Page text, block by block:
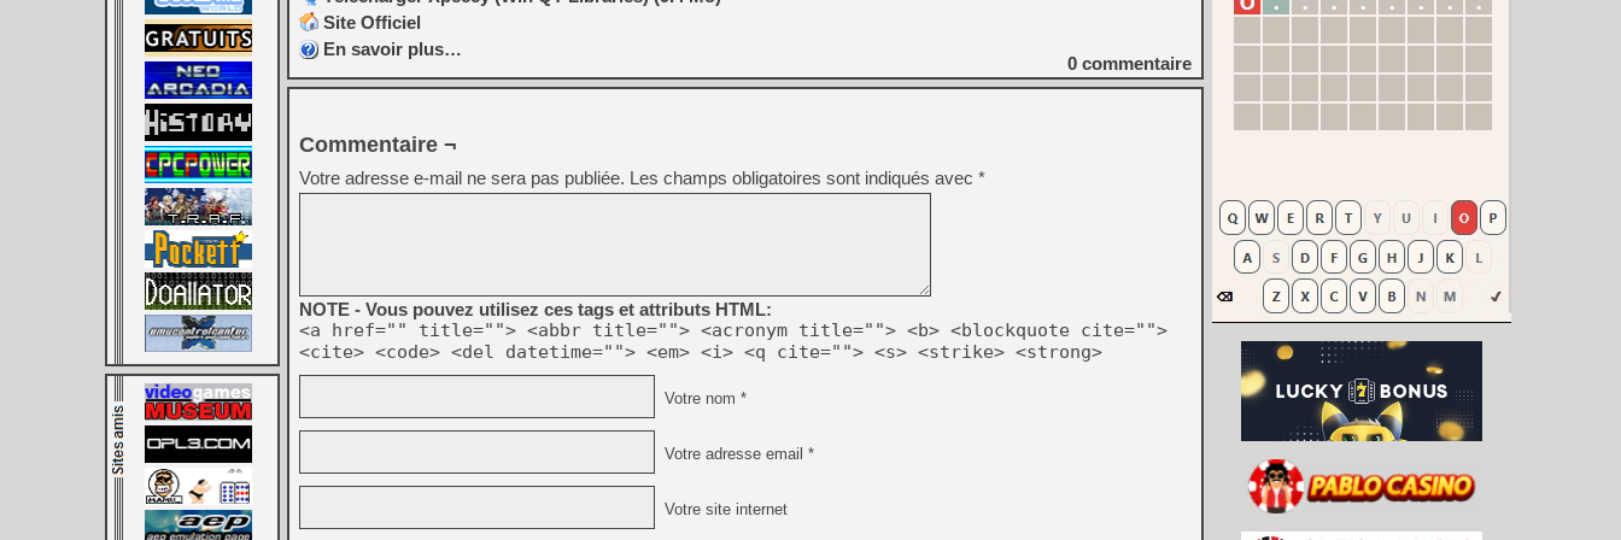
Site Officiel
En savoir plus…
0 commentaire
Commentaire ¬
Votre adresse e-mail ne sera pas publiée. Les champs obligatoires sont indiqués avec *
NOTE - Vous pouvez utilisez ces tags et attributs HTML:
<a href="" title=""> <abbr title=""> <acronym title=""> <b> <blockquote cite="">
<cite> <code> <del datetime=""> <em> <i> <q cite=""> <s> <strike> <strong>
Votre nom *
Votre adresse email *
Votre site internet